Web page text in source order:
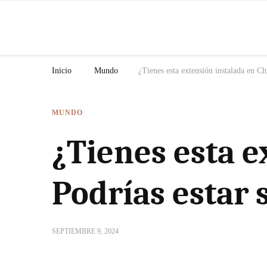
Inicio Mundo ¿Tienes esta extensión instalada en
MUNDO
¿Tienes esta
Podrías estar
SEPTIEMBRE 9, 2024